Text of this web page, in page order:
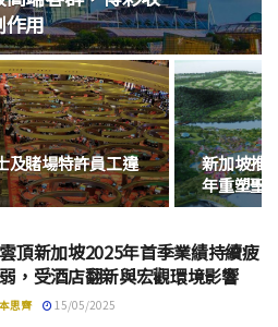
作用
及賭場特許員工違
新加坡推
年重塑聖
雲頂新加坡2025年首季業績持續疲
弱，受酒店翻新與宏觀環境影響
本思齊 15/05/2025